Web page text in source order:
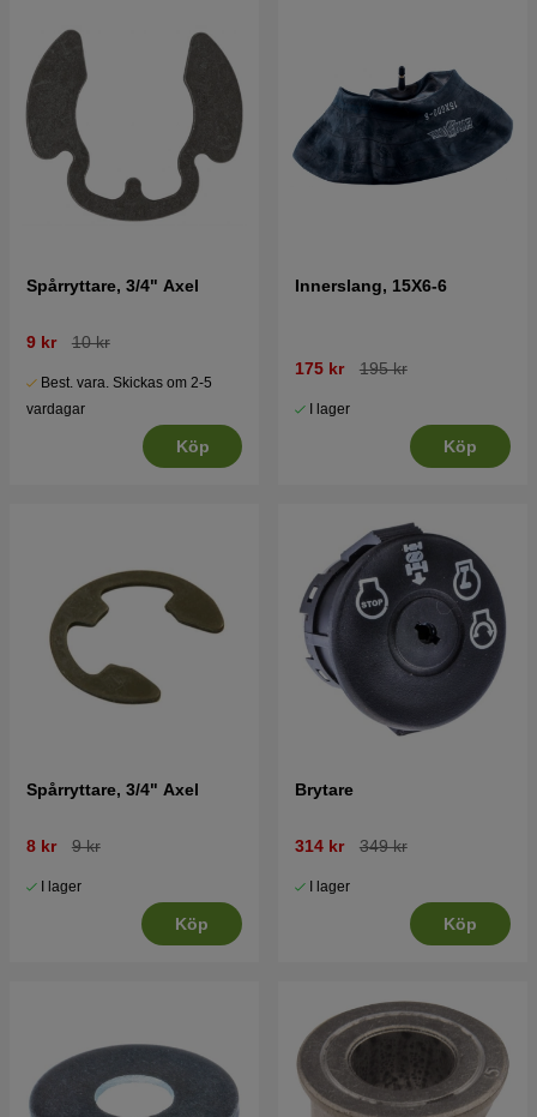
Spårryttare, 3/4" Axel
9 kr 10 kr
Best. vara. Skickas om 2-5
vardagar
Köp
Innerslang, 15X6-6
175 kr 195 kr
I lager
Köp
Spårryttare, 3/4" Axel
8 kr 9 kr
I lager
Köp
Brytare
314 kr 349 kr
I lager
Köp